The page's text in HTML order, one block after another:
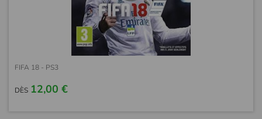
FIFA 18 - PS3
DÈS 12,00 €